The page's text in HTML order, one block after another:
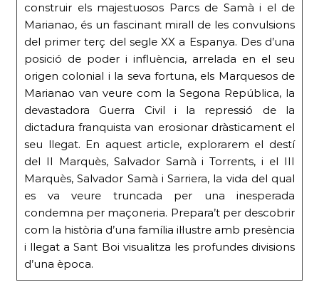
construir els majestuosos Parcs de Samà i el de
Marianao, és un fascinant mirall de les convulsions
del primer terç del segle XX a Espanya. Des d’una
posició de poder i influència, arrelada en el seu
origen colonial i la seva fortuna, els Marquesos de
Marianao van veure com la Segona República, la
devastadora Guerra Civil i la repressió de la
dictadura franquista van erosionar dràsticament el
seu llegat. En aquest article, explorarem el destí
del II Marquès, Salvador Samà i Torrents, i el III
Marquès, Salvador Samà i Sarriera, la vida del qual
es va veure truncada per una inesperada
condemna per maçoneria. Prepara’t per descobrir
com la història d’una família il·lustre amb presència
i llegat a Sant Boi visualitza les profundes divisions
d’una època.